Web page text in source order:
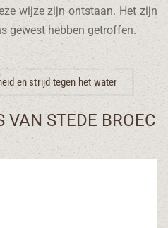
wijze zijn ontstaan. Het zijn
gewest hebben getroffen.
en strijd tegen het water
VAN STEDE BROEC